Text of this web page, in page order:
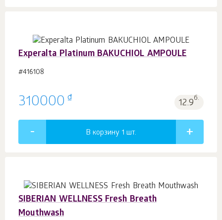
Experalta Platinum BAKUCHIOL AMPOULE
#416108
310000 ₫ 12.9б.
В корзину 1 шт.
SIBERIAN WELLNESS Fresh Breath
Mouthwash